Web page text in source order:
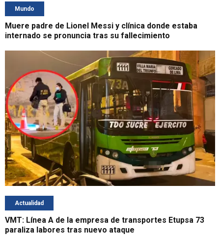
Mundo
Muere padre de Lionel Messi y clínica donde estaba
internado se pronuncia tras su fallecimiento
Actualidad
VMT: Línea A de la empresa de transportes Etupsa 73
paraliza labores tras nuevo ataque